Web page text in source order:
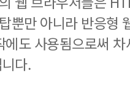
뿐만 아니라 반응형
에도 사용됨으로써
다.